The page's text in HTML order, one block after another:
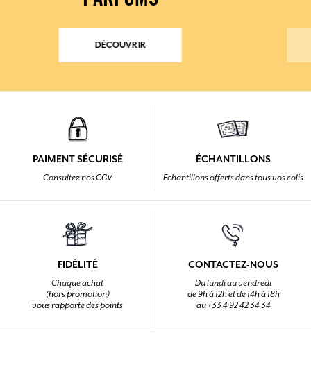
DÉCOUVRIR
PAIMENT SÉCURISÉ
Consultez nos CGV
ÉCHANTILLONS
Echantillons offerts dans tous vos colis
FIDÉLITÉ
Chaque achat
(hors promotion)
vous rapporte des points
CONTACTEZ-NOUS
Du lundi au vendredi
de 9h à 12h et de 14h à 18h
au +33 4 92 42 34 34